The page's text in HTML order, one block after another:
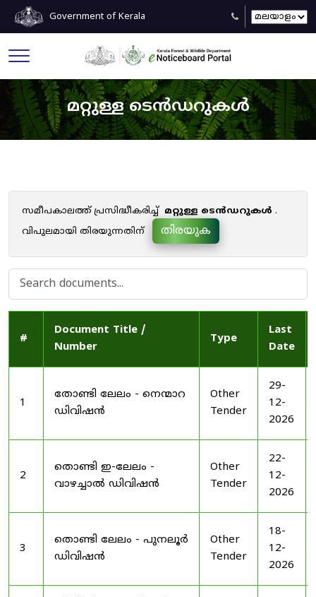
Government of Kerala
മറ്റുള്ള ടെൻഡറുകൾ
സമീപകാലത്ത് പ്രസിദ്ധീകരിച്ച് മറ്റുള്ള ടെൻഡറുകൾ .
വിപുലമായി തിരയുന്നതിന്
തിരയുക
#
Document Title /
Number
Type
Last
Date
1
തോണ്ടി ലേലം - നെന്മാറ
ഡിവിഷൻ
Other
Tender
29-
12-
2026
2
തൊണ്ടി ഇ-ലേലം -
വാഴച്ചാൽ ഡിവിഷൻ
Other
Tender
22-
12-
2026
3
തൊണ്ടി ലേലം - പുനലൂർ
ഡിവിഷൻ
Other
Tender
18-
12-
2026